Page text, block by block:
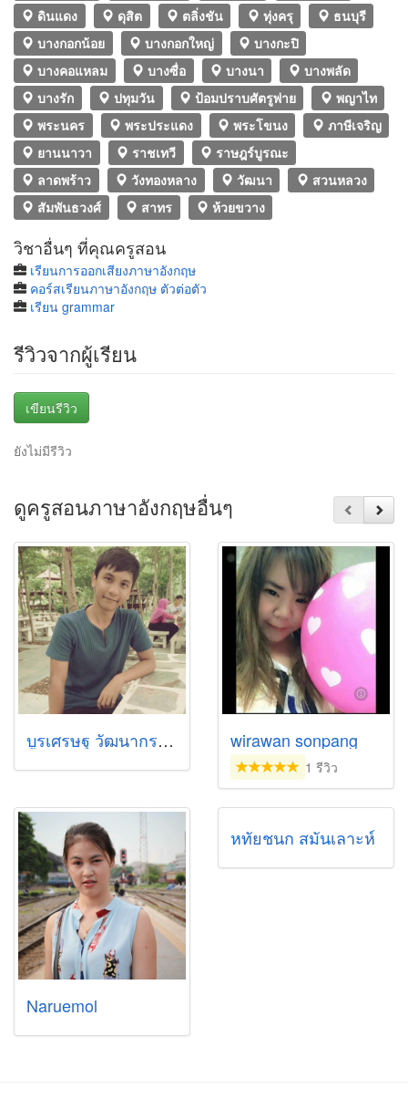
ดินแดง
ดุสิต ตลิ่งชัน ทุ่งครุ
ธนบุรี
บางกอกน้อย
บางกอกใหญ่
บางกะปิ
บางคอแหลม
บางซื่อ บางนา
บางพลัด
บางรัก
ปทุมวัน ป้อมปราบศัตรูพ่าย
พญาไท
พระนคร
พระประแดง พระโขนง
ภาษีเจริญ
ยานนาวา
ราชเทวี
ราษฎร์บูรณะ
ลาดพร้าว
วังทองหลาง วัฒนา
สวนหลวง
สัมพันธวงศ์
สาทร ห้วยขวาง
วิชาอื่นๆ ที่คุณครูสอน
เรียนการออกเสียงภาษาอังกฤษ
คอร์สเรียนภาษาอังกฤษ ตัวต่อตัว
เรียน grammar
รีวิวจากผู้เรียน
เขียนรีวิว
ยังไม่มีรีวิว
ดูครูสอนภาษาอังกฤษอื่นๆ
บูรเศรษฐ วัฒนากร (Kru MooDX） wirawan sonpang
1 รีวิว
Naruemol
หทัยชนก สมันเลาะห์